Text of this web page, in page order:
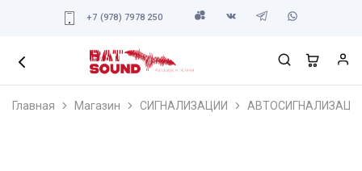
+7 (978) 7978 250
Главная Магазин СИГНАЛИЗАЦИИ